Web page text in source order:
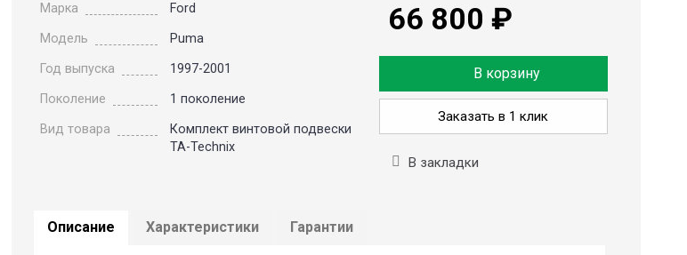
Марка
Ford
Модель
Puma
Год выпуска
1997-2001
Поколение
1 поколение
Вид товара
Комплект винтовой подвески
TA-Technix
66 800 ₽
В корзину
Заказать в 1 клик
В закладки
Описание Характеристики Гарантии